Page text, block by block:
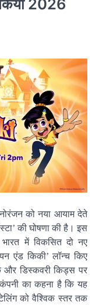
को नया आयाम देते
की घोषणा की है। इस
में विकसित दो नए
एंड किकी’ लॉन्च किए
और डिस्कवरी किड्स पर
का कहना है कि यह
को वैश्विक स्तर तक